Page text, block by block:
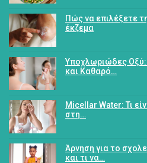
Πώς να επιλέξετε
έκζεμα
Υποχλωριώδες Οξύ:
και Καθαρό…
Micellar Water: Τι
στη…
Άρνηση για το
και τι να…